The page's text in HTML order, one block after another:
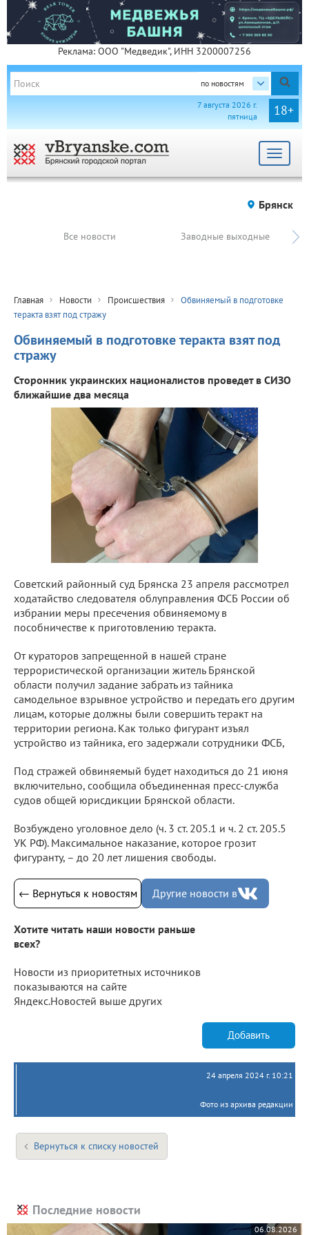
Реклама: ООО "Медведик", ИНН 3200007256
по новостям
18+
7 августа 2026 г.
пятница
Toggle
Брянск
Все новости Заводные выходные
Главная Новости Происшествия
Обвиняемый в подготовке
теракта взят под стражу
Обвиняемый в подготовке теракта взят под
стражу
Сторонник украинских националистов проведет в СИЗО
ближайшие два месяца
Советский районный суд Брянска 23 апреля рассмотрел
ходатайство следователя облуправления ФСБ России об
избрании меры пресечения обвиняемому в
пособничестве к приготовлению теракта.
От кураторов запрещенной в нашей стране
террористической организации житель Брянской
области получил задание забрать из тайника
самодельное взрывное устройство и передать его другим
лицам, которые должны были совершить теракт на
территории региона. Как только фигурант изъял
устройство из тайника, его задержали сотрудники ФСБ,
Под стражей обвиняемый будет находиться до 21 июня
включительно, сообщила объединенная пресс-служба
судов общей юрисдикции Брянской области.
Возбуждено уголовное дело (ч. 3 ст. 205.1 и ч. 2 ст. 205.5
УК РФ). Максимальное наказание, которое грозит
фигуранту, – до 20 лет лишения свободы.
← Вернуться к новостям Другие новости в
Хотите читать наши новости раньше
всех?
Новости из приоритетных источников
показываются на сайте
Яндекс.Новостей выше других
Добавить
24 апреля 2024 г. 10:21
Фото из архива редакции
Вернуться к списку новостей
Последние новости
06.08.2026